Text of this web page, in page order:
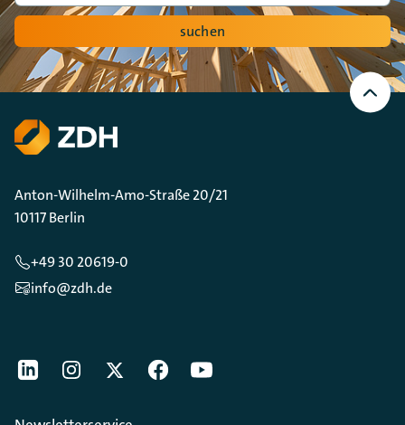
suchen
Nach
oben
Scrollen
Anton-Wilhelm-Amo-Straße 20/21
10117 Berlin
+49 30 20619-0
info@zdh.de
[Der ZDH in den Sozialen Netzwerken]
LinkedIninstagramTwitterFacebookYoutube